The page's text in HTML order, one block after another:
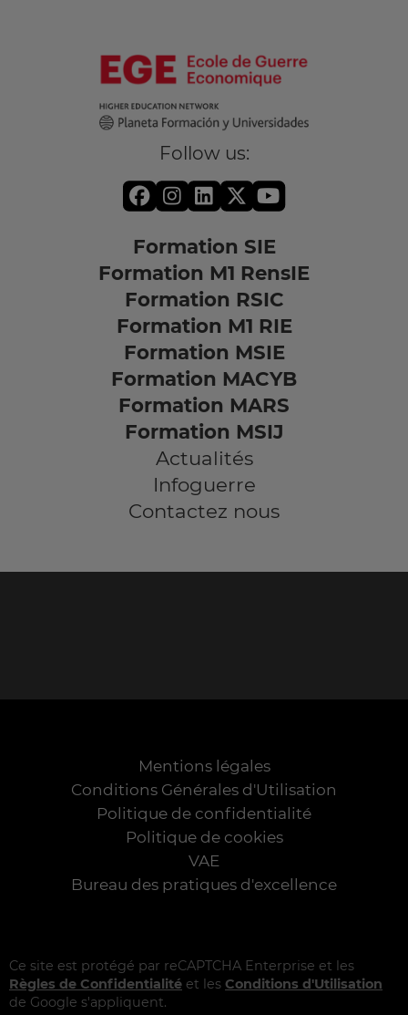
Follow us:
Formation SIE
Formation M1 RensIE
Formation RSIC
Formation M1 RIE
Formation MSIE
Formation MACYB
Formation MARS
Formation MSIJ
Actualités
Infoguerre
Contactez nous
Mentions légales
Conditions Générales d'Utilisation
Politique de confidentialité
Politique de cookies
VAE
Bureau des pratiques d'excellence
Ce site est protégé par reCAPTCHA Enterprise et les
Règles de Confidentialité et les Conditions d'Utilisation
de Google s'appliquent.